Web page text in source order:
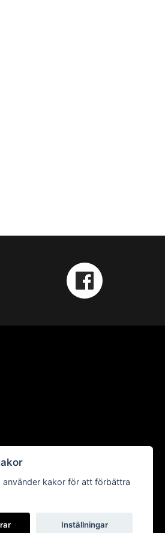
Now, for
använder kakor för att förbättra
Inställningar